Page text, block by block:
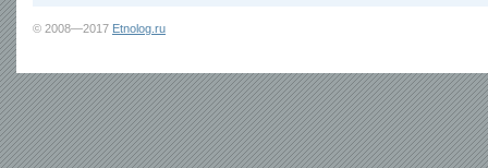
© 2008—2017 Etnolog.ru